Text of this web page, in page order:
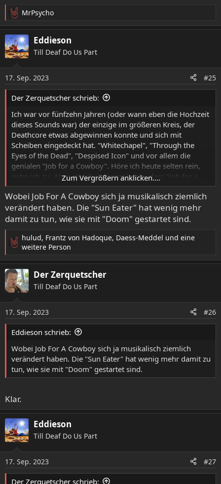
R
e
a
k
t
n
e
n
MrPsycho
Eddieson
Till Deaf Do Us Part
17. Sep. 2023 #25
Der Zerquetscher schrieb:
Ich war vor fünfzehn Jahren (oder wann eben die Hochzeit
dieses Sounds war) der einzige im größeren Kreis, der
Deathcore etwas abgewinnen konnte und sich mit
Scheiben eingedeckt hat. "Whitechapel", "Through the
Eyes of the Dead", "Despised Icon" und vor allem die
genialen "Job for a Cowboy". Höre ich heute selten rein,
gebe ich zu. Aber als ich unlängst hörte, dass "Job for a
Cowboy" demnächst veröffentlichen, schlug das Herz
doch gleich im alten Takt. Wird gekauft.
Zum Vergrößern anklicken....
Wobei Job For A Cowboy sich ja musikalisch ziemlich
verändert haben. Die "Sun Eater" hat wenig mehr
damit zu tun, wie sie mit "Doom" gestartet sind.
R
a
k
t
i
o
n
e
n
hulud, Frantz von Hadoque, Daess-Meddel und eine
weitere Person
Der Zerquetscher
Till Deaf Do Us Part
17. Sep. 2023 #26
Eddieson schrieb:
Wobei Job For A Cowboy sich ja musikalisch ziemlich
verändert haben. Die "Sun Eater" hat wenig mehr damit zu
tun, wie sie mit "Doom" gestartet sind.
Klar.
Eddieson
Till Deaf Do Us Part
17. Sep. 2023 #27
Der Zerquetscher schrieb: